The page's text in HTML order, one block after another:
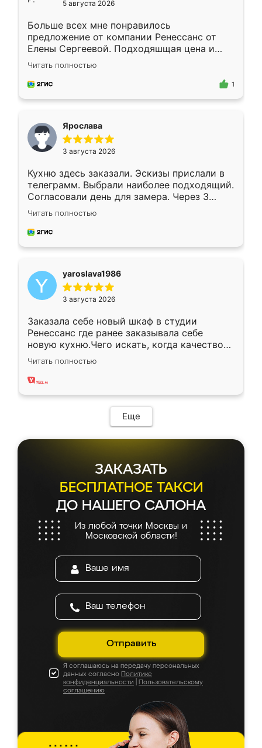
5 августа 2026
Больше всех мне понравилось
предложение от компании Ренессанс от
Елены Сергеевой. Подходяшщая цена и
короткие сроки изготовления. Приехавший
для замера сотрудник Владислав
предложил по моему эскизу самый
Читать полностью
1
Ярослава
3 августа 2026
Кухню здесь заказали. Эскизы прислали в
телеграмм. Выбрали наиболее подходящий.
Согласовали день для замера. Через 3
недели кухня была уже готова. Остались
довольны работой. Спасибо Ренессанс
мебель за качественную работу!
Читать полностью
yaroslava1986
3 августа 2026
Заказала себе новый шкаф в студии
Ренессанс где ранее заказывала себе
новую кухню.Чего искать, когда качеством
вполне довольна. Служит кухня уже почти
два года, нареканий нет.
Читать полностью
Еще
ЗАКАЗАТЬ
БЕСПЛАТНОЕ ТАКСИ
ДО НАШЕГО САЛОНА
Из любой точки Москвы и
Московской области!
Отправить
Я соглашаюсь на передачу персональных
данных согласно Политике
конфиденциальности
Пользовательскому
соглашению